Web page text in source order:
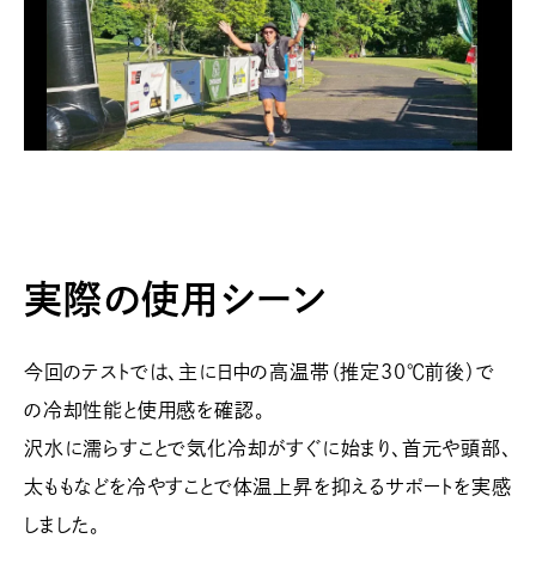
実際の使用シーン
今回のテストでは、主に日中の高温帯（推定30℃前後）で
の冷却性能と使用感を確認。
沢水に濡らすことで気化冷却がすぐに始まり、首元や頭部、
太ももなどを冷やすことで体温上昇を抑えるサポートを実感
しました。